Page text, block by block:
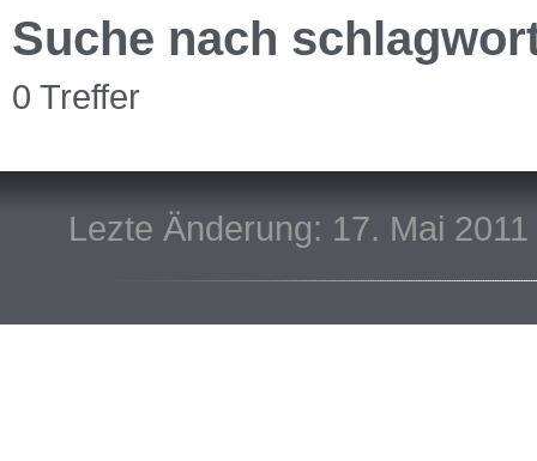
Suche nach
0 Treffer
Lezte Änderung: 17. Mai